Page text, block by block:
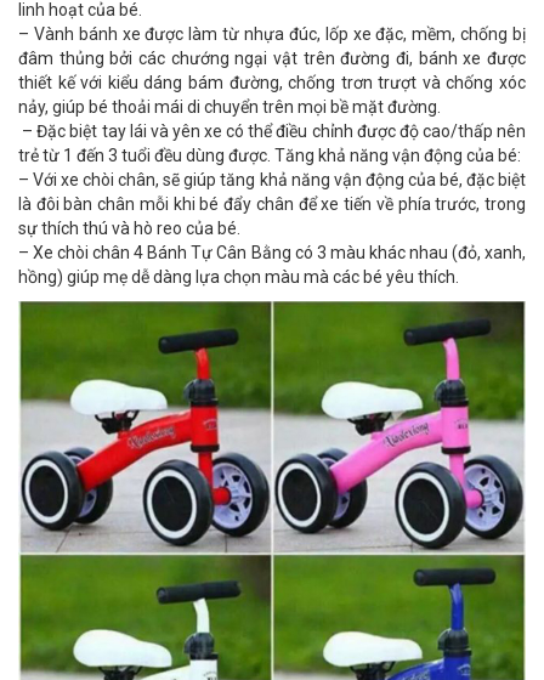
linh hoạt của bé.
– Vành bánh xe được làm từ nhựa đúc, lốp xe đặc, mềm, chống bị
đâm thủng bởi các chướng ngại vật trên đường đi, bánh xe được
thiết kế với kiểu dáng bám đường, chống trơn trượt và chống xóc
nảy, giúp bé thoải mái di chuyển trên mọi bề mặt đường.
– Đặc biệt tay lái và yên xe có thể điều chỉnh được độ cao/thấp nên
trẻ từ 1 đến 3 tuổi đều dùng được. Tăng khả năng vận động của bé:
– Với xe chòi chân, sẽ giúp tăng khả năng vận động của bé, đặc biệt
là đôi bàn chân mỗi khi bé đẩy chân để xe tiến về phía trước, trong
sự thích thú và hò reo của bé.
– Xe chòi chân 4 Bánh Tự Cân Bằng có 3 màu khác nhau (đỏ, xanh,
hồng) giúp mẹ dễ dàng lựa chọn màu mà các bé yêu thích.